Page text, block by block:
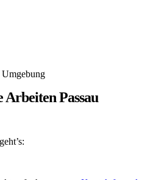
Umgebung
Arbeiten Passau